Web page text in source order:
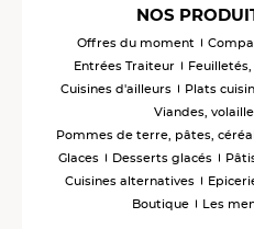
NOS
Offres du moment
Entrées Traiteur
Cuisines d'ailleurs
Plats
Viandes,
Pommes de terre, pâtes,
Glaces
Desserts glacés
Cuisines alternatives
Boutique
Les